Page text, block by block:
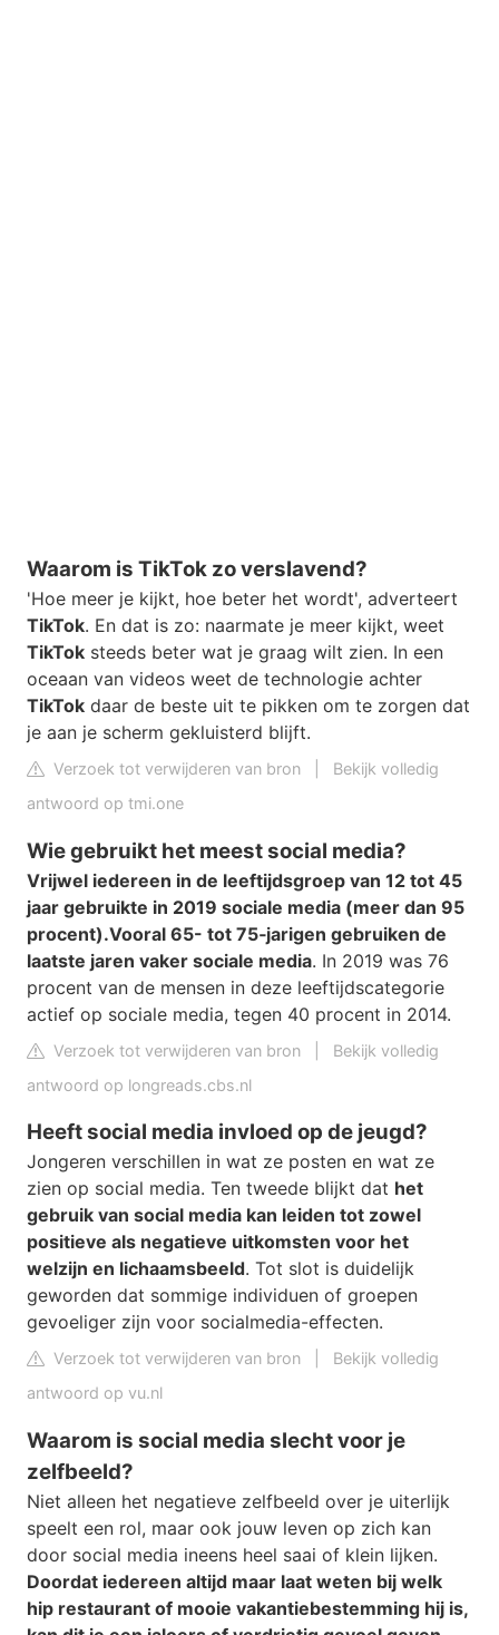
Waarom is TikTok zo verslavend?
'Hoe meer je kijkt, hoe beter het wordt', adverteert
TikTok. En dat is zo: naarmate je meer kijkt, weet
TikTok steeds beter wat je graag wilt zien. In een
oceaan van videos weet de technologie achter
TikTok daar de beste uit te pikken om te zorgen dat
je aan je scherm gekluisterd blijft.
Verzoek tot verwijderen van bron
Bekijk volledig
antwoord op tmi.one
Wie gebruikt het meest social media?
Vrijwel iedereen in de leeftijdsgroep van 12 tot 45
jaar gebruikte in 2019 sociale media (meer dan 95
procent).Vooral 65- tot 75‑jarigen gebruiken de
laatste jaren vaker sociale media. In 2019 was 76
procent van de mensen in deze leeftijdscategorie
actief op sociale media, tegen 40 procent in 2014.
Verzoek tot verwijderen van bron
Bekijk volledig
antwoord op longreads.cbs.nl
Heeft social media invloed op de jeugd?
Jongeren verschillen in wat ze posten en wat ze
zien op social media. Ten tweede blijkt dat het
gebruik van social media kan leiden tot zowel
positieve als negatieve uitkomsten voor het
welzijn en lichaamsbeeld. Tot slot is duidelijk
geworden dat sommige individuen of groepen
gevoeliger zijn voor socialmedia-effecten.
Verzoek tot verwijderen van bron
Bekijk volledig
antwoord op vu.nl
Waarom is social media slecht voor je
zelfbeeld?
Niet alleen het negatieve zelfbeeld over je uiterlijk
speelt een rol, maar ook jouw leven op zich kan
door social media ineens heel saai of klein lijken.
Doordat iedereen altijd maar laat weten bij welk
hip restaurant of mooie vakantiebestemming hij is,